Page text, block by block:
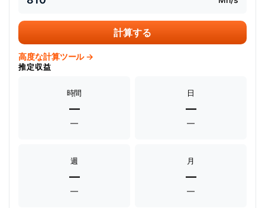
計算する
高度な計算ツール →
推定収益
時間
—
—
日
—
—
週
—
—
月
—
—